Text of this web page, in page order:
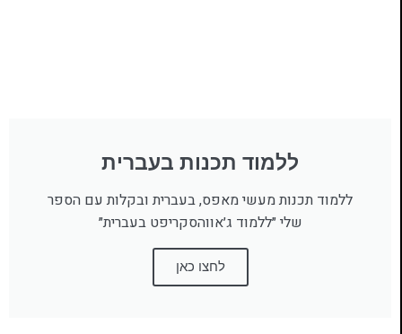
ללמוד תכנות בעברית
ללמוד תכנות מעשי מאפס, בעברית ובקלות עם הספר
שלי ״ללמוד ג׳אווהסקריפט בעברית״
לחצו כאן